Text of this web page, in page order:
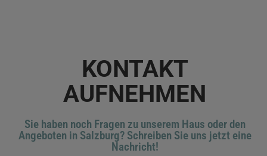
KONTAKT
AUFNEHMEN
Sie haben noch Fragen zu unserem Haus oder den
Angeboten in Salzburg? Schreiben Sie uns jetzt eine
Nachricht!